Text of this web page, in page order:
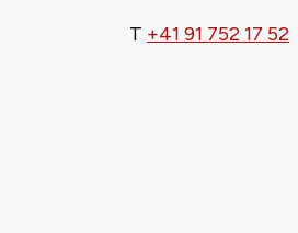
T +41 91 752 17 52